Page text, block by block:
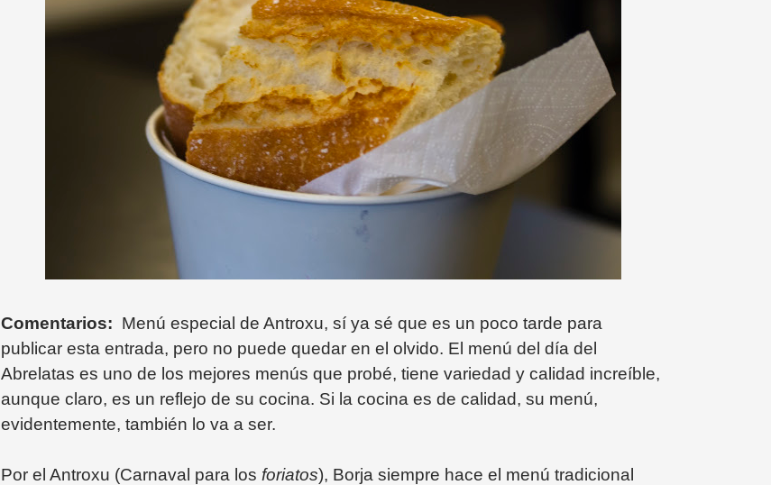
Comentarios: Menú especial de Antroxu, sí ya sé que es un poco tarde para
publicar esta entrada, pero no puede quedar en el olvido. El menú del día del
Abrelatas es uno de los mejores menús que probé, tiene variedad y calidad increíble,
aunque claro, es un reflejo de su cocina. Si la cocina es de calidad, su menú,
evidentemente, también lo va a ser.
Por el Antroxu (Carnaval para los foriatos), Borja siempre hace el menú tradicional